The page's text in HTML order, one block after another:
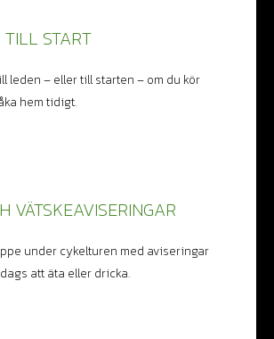
START
leden – eller till starten – om du kör
hem tidigt.
VÄTSKEAVISERINGAR
under cykelturen med aviseringar
att äta eller dricka.